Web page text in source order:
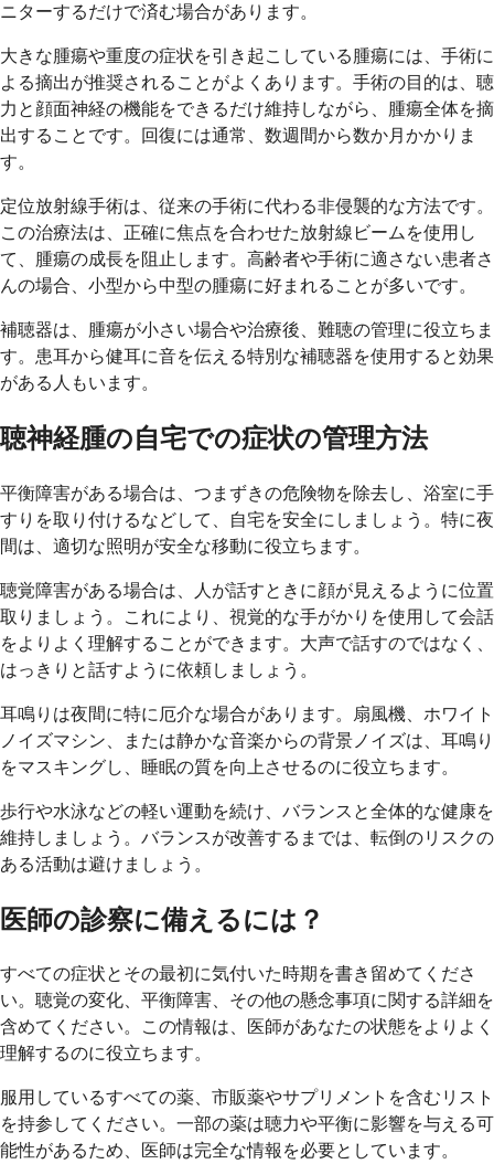
ニターするだけで済む場合があります。
大きな腫瘍や重度の症状を引き起こしている腫瘍には、手術に
よる摘出が推奨されることがよくあります。手術の目的は、聴
力と顔面神経の機能をできるだけ維持しながら、腫瘍全体を摘
出することです。回復には通常、数週間から数か月かかりま
す。
定位放射線手術は、従来の手術に代わる非侵襲的な方法です。
この治療法は、正確に焦点を合わせた放射線ビームを使用し
て、腫瘍の成長を阻止します。高齢者や手術に適さない患者さ
んの場合、小型から中型の腫瘍に好まれることが多いです。
補聴器は、腫瘍が小さい場合や治療後、難聴の管理に役立ちま
す。患耳から健耳に音を伝える特別な補聴器を使用すると効果
がある人もいます。
聴神経腫の自宅での症状の管理方法
平衡障害がある場合は、つまずきの危険物を除去し、浴室に手
すりを取り付けるなどして、自宅を安全にしましょう。特に夜
間は、適切な照明が安全な移動に役立ちます。
聴覚障害がある場合は、人が話すときに顔が見えるように位置
取りましょう。これにより、視覚的な手がかりを使用して会話
をよりよく理解することができます。大声で話すのではなく、
はっきりと話すように依頼しましょう。
耳鳴りは夜間に特に厄介な場合があります。扇風機、ホワイト
ノイズマシン、または静かな音楽からの背景ノイズは、耳鳴り
をマスキングし、睡眠の質を向上させるのに役立ちます。
歩行や水泳などの軽い運動を続け、バランスと全体的な健康を
維持しましょう。バランスが改善するまでは、転倒のリスクの
ある活動は避けましょう。
医師の診察に備えるには？
すべての症状とその最初に気付いた時期を書き留めてくださ
い。聴覚の変化、平衡障害、その他の懸念事項に関する詳細を
含めてください。この情報は、医師があなたの状態をよりよく
理解するのに役立ちます。
服用しているすべての薬、市販薬やサプリメントを含むリスト
を持参してください。一部の薬は聴力や平衡に影響を与える可
能性があるため、医師は完全な情報を必要としています。